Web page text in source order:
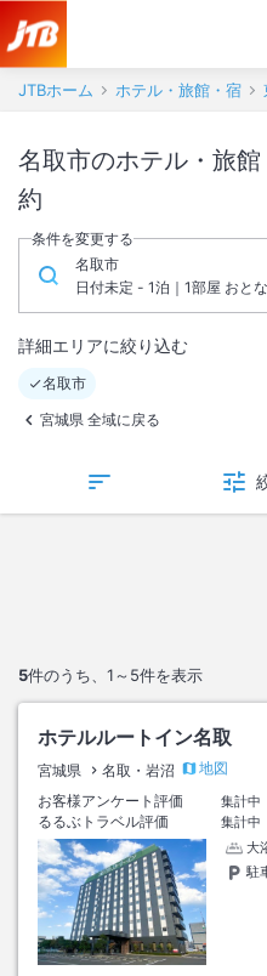
JTBホーム ホテル・旅館・宿
名取市のホテル・旅館・宿
約
条件を変更する
名取市
日付未定 - 1泊｜1部屋 おと
詳細エリアに絞り込む
名取市
宮城県 全域に戻る
5件のうち、 1～5件を表示
ホテルルートイン名取
宮城県 名取・岩沼
地図
お客様アンケート評価
集計中
るるぶトラベル評価
集計中
大
駐